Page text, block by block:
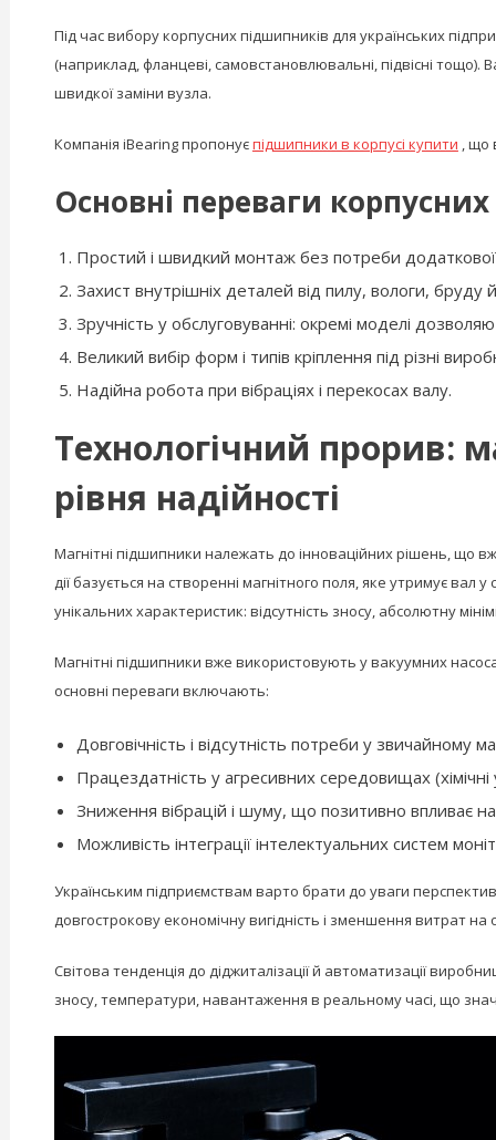
Під час вибору корпусних підшипників для українських
(наприклад, фланцеві, самовстановлювальні, підвісні
швидкої заміни вузла.
Компанія iBearing пропонуєпідшипники в корпусі купити , що
Основні переваги
Простий і швидкий монтаж без потреби
Захист внутрішніх деталей від пилу, вологи, бруду й
Зручність у обслуговуванні: окремі моделі
Великий вибір форм і типів кріплення під різні
Надійна робота при вібраціях і перекосах валу.
Технологічний прорив:
рівня надійності
Магнітні підшипники належать до інноваційних рішень, що
дії базується на створенні магнітного поля, яке утримує
унікальних характеристик: відсутність зносу, абсолютну
Магнітні підшипники вже використовують у вакуумних
основні переваги включають:
Довговічність і відсутність потреби у звичайному
Працездатність у агресивних середовищах
Зниження вібрацій і шуму, що позитивно впливає на
Можливість інтеграції інтелектуальних систем
Українським підприємствам варто брати до уваги
довгострокову економічну вигідність і зменшення витрат на
Світова тенденція до діджиталізації й автоматизації
зносу, температури, навантаження в реальному часі, що